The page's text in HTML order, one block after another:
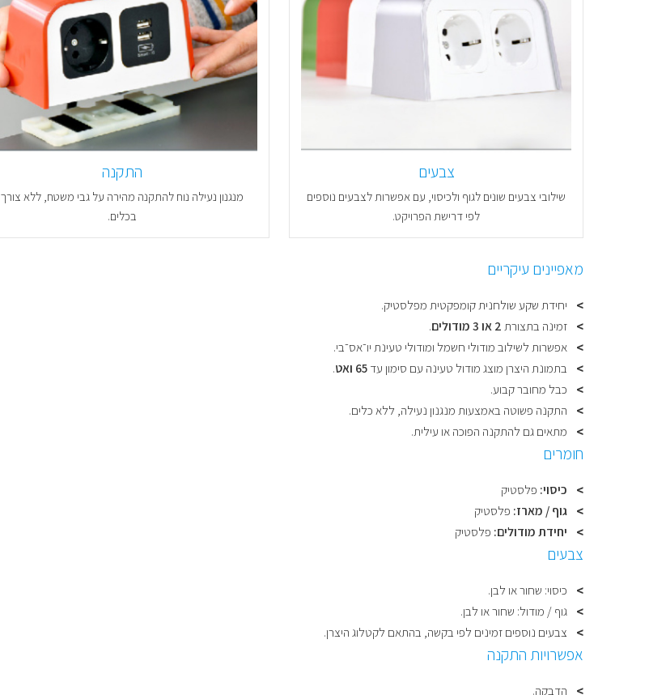
צבעים
שילובי צבעים שונים לגוף ולכיסוי, עם אפשרות לצבעים נוספים
לפי דרישת הפרויקט.
התקנה
מנגנון נעילה נוח להתקנה מהירה על גבי משטח, ללא צורך
בכלים.
מאפיינים עיקריים
יחידת שקע שולחנית קומפקטית מפלסטיק.
זמינה בתצורת 2 או 3 מודולים
.
אפשרות לשילוב מודולי חשמל ומודולי טעינת יו־אס־בי.
בתמונת היצרן מוצג מודול טעינה עם סימון עד 65 ואט
.
כבל מחובר קבוע.
התקנה פשוטה באמצעות מנגנון נעילה, ללא כלים.
מתאים גם להתקנה הפוכה או עילית.
חומרים
כיסוי: פלסטיק
גוף / מארז: פלסטיק
יחידת מודולים: פלסטיק
צבעים
כיסוי: שחור או לבן.
גוף / מודול: שחור או לבן.
צבעים נוספים זמינים לפי בקשה, בהתאם לקטלוג היצרן.
אפשרויות התקנה
הדבקה.